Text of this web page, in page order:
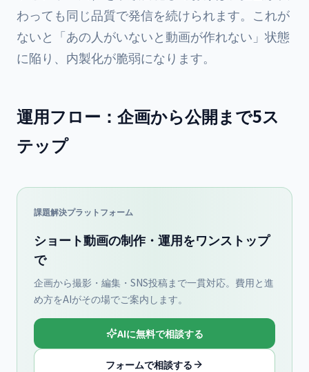
わっても同じ品質で発信を続けられます。これが
ないと「あの人がいないと動画が作れない」状態
に陥り、内製化が脆弱になります。
運用フロー：企画から公開まで5ス
テップ
課題解決プラットフォーム
ショート動画の制作・運用をワンストップ
で
企画から撮影・編集・SNS投稿まで一貫対応。費用と進
め方をAIがその場でご案内します。
AIに無料で相談する
フォームで相談する